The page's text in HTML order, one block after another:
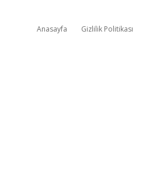
Anasayfa Gizlilik Politikası